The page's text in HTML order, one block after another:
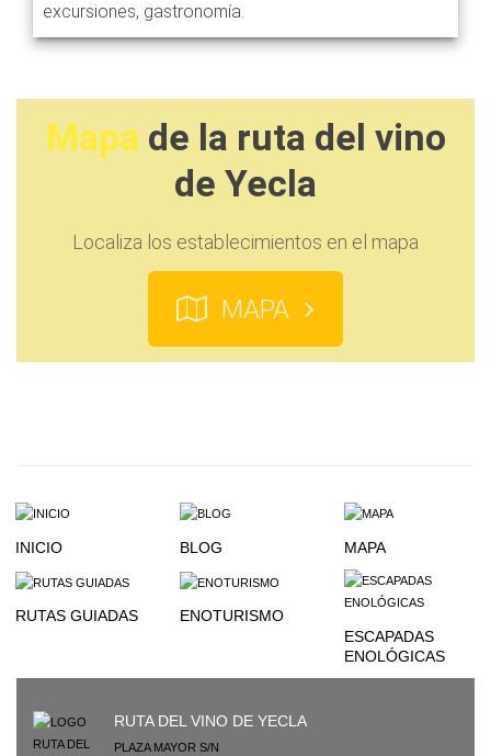
excursiones, gastronomía.
Mapa de la ruta del vino
de Yecla
Localiza los establecimientos en el mapa
MAPA
INICIO BLOG MAPA
RUTAS GUIADAS
ENOTURISMO
ESCAPADAS
ENOLÓGICAS
RUTA DEL VINO DE YECLA
PLAZA MAYOR S/N